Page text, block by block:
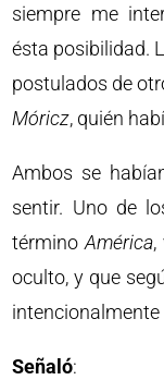
siempre me
ésta posibilidad.
postulados de
Móricz, quién
Ambos se
sentir. Uno de
términoAmérica,
oculto, y que
intencionalmente
Señaló: